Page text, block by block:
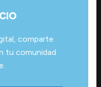
comparte
tu comunidad